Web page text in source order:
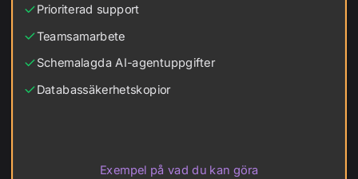
Prioriterad support
Teamsamarbete
Schemalagda AI-agentuppgifter
Databassäkerhetskopior
Exempel på vad du kan göra